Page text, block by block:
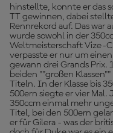
hinstellte, konnte er das
TT gewinnen, dabei
Rennrekord auf. Das war
wurde sowohl in der
Weltmeisterschaft Vize-
verpasste er nur um
gewann drei Grands
beiden ""großen
Titeln. In der Klasse bis
500ern siegte er vier Mal.
350ccm einmal mehr
Titel, bei den 500ern
er für Gilera - was der